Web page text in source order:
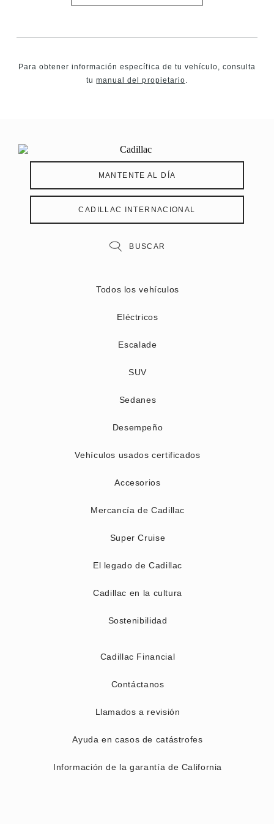
Para obtener información específica de tu vehículo, consulta
tumanual del propietario.